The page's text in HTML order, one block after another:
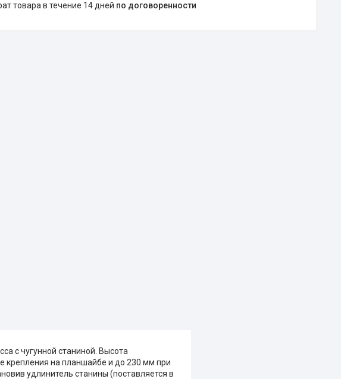
товара в течение 14 дней по договоренности
с чугунной станиной. Высота
крепления на планшайбе и до 230 мм при
удлинитель станины (поставляется в